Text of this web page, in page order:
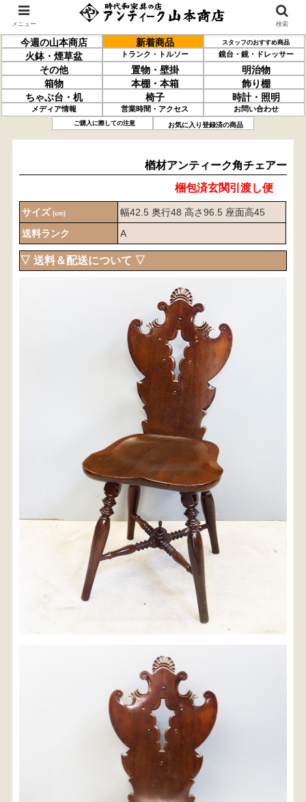
今週の山本商店 新着商品 スタッフのおすすめ商品
火鉢・煙草盆 トランク・トルソー 鏡台・鏡・ドレッサー
その他 置物・壁掛
明治物
箱物
本棚・本箱
飾り棚
ちゃぶ台・机
椅子 時計・照明
メディア情報 営業時間・アクセス お問い合わせ
ご購入に際しての注意 お気に入り登録済の商品
アンティーク角チェアー
楢材アンティーク角チェアー
梱包済玄関引渡し便
サイズ (cm)
幅42.5 奥行48 高さ96.5 座面高45
送料ランク
A
▽ 送料＆配送について ▽
〈送料について〉
・商品代金に送料は含まれておりません。
・送料は、商品のサイズ・発送先地域によって異なり
・ご購入手続きを進める途中で「宅急便」を選択いた
だくと、自動的に送料が加算されます。
・配送についての詳細は、
こちら →
【送料を確認する】
お届け先、送料ランクを選択する事で送料が表
示されます。
お届け先
送料ランク
配送料金(税込)
店舗までお問い合わせ下さい。
03-3468-0853
メニュー 検索